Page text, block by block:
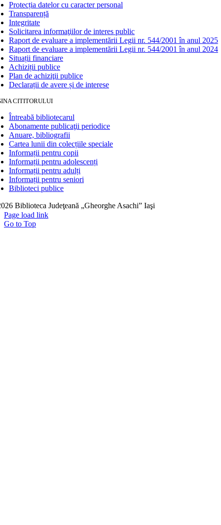
Protecția datelor cu caracter personal
Transparență
Integritate
Solicitarea informaţiilor de interes public
Raport de evaluare a implementării Legii nr. 544/2001 în anul 2025
Raport de evaluare a implementării Legii nr. 544/2001 în anul 2024
Situații financiare
Achiziții publice
Plan de achiziţii publice
Declarații de avere și de interese
CITITORULUI
Întreabă bibliotecarul
Abonamente publicaţii periodice
Anuare, bibliografii
Cartea lunii din colecțiile speciale
Informații pentru copii
Informații pentru adolescenți
Informații pentru adulți
Informații pentru seniori
Biblioteci publice
Biblioteca Judeţeană „Gheorghe Asachi” Iaşi
Page load link
Go to Top